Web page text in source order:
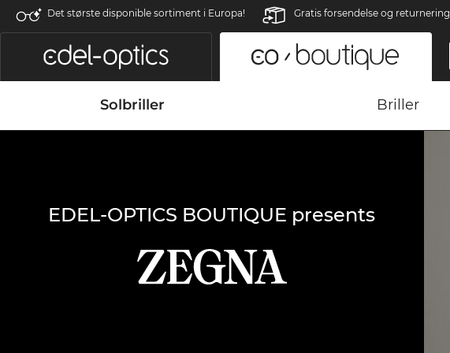
Det største disponible sortiment i Europa! Gratis forsendelse og returnering
Solbriller Briller
EDEL-OPTICS BOUTIQUE presents